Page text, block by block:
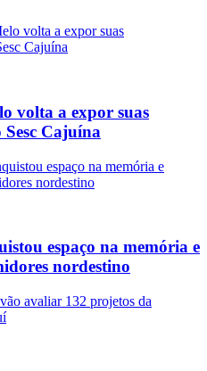
volta a expor suas
Cajuína
espaço na memória e
nordestino